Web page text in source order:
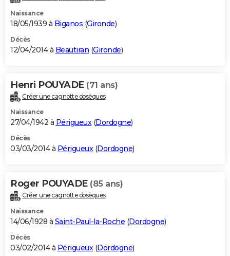
Naissance
18/05/1939 à Biganos (Gironde)
Décès
12/04/2014 à Beautiran (Gironde)
Henri POUYADE (71 ans)
Créer une cagnotte obsèques
Naissance
27/04/1942 à Périgueux(Dordogne)
Décès
03/03/2014 à Périgueux(Dordogne)
Roger POUYADE (85 ans)
Créer une cagnotte obsèques
Naissance
14/06/1928 à Saint-Paul-la-Roche (Dordogne)
Décès
03/02/2014 à Périgueux(Dordogne)